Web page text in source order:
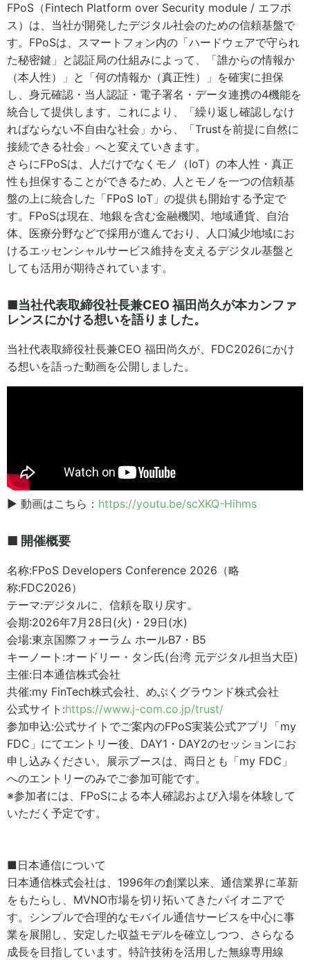
FPoS（Fintech Platform over Security module / エフポ
ス）は、当社が開発したデジタル社会のための信頼基盤で
す。FPoSは、スマートフォン内の「ハードウェアで守られ
た秘密鍵」と認証局の仕組みによって、「誰からの情報か
（本人性）」と「何の情報か（真正性）」を確実に担保
し、身元確認・当人認証・電子署名・データ連携の4機能を
統合して提供します。これにより、「繰り返し確認しなけ
ればならない不自由な社会」から、「Trustを前提に自然に
接続できる社会」へと変えていきます。
さらにFPoSは、人だけでなくモノ（IoT）の本人性・真正
性も担保することができるため、人とモノを一つの信頼基
盤の上に統合した「FPoS IoT」の提供も開始する予定で
す。FPoSは現在、地銀を含む金融機関、地域通貨、自治
体、医療分野などで採用が進んでおり、人口減少地域にお
けるエッセンシャルサービス維持を支えるデジタル基盤と
しても活用が期待されています。
■当社代表取締役社長兼CEO 福田尚久が本カンファ
レンスにかける想いを語りました。
当社代表取締役社長兼CEO 福田尚久が、FDC2026にかけ
る想いを語った動画を公開しました。
▶ 動画はこちら： https://youtu.be/scXKQ-Hihms
■ 開催概要
名称:FPoS Developers Conference 2026（略
称:FDC2026）
テーマ:デジタルに、信頼を取り戻す。
会期:2026年7月28日(火)・29日(水)
会場:東京国際フォーラム ホールB7・B5
キーノート:オードリー・タン氏(台湾 元デジタル担当大臣)
主催:日本通信株式会社
共催:my FinTech株式会社、めぶくグラウンド株式会社
公式サイト:https://www.j-com.co.jp/trust/
参加申込:公式サイトでご案内のFPoS実装公式アプリ「my
FDC」にてエントリー後、DAY1・DAY2のセッションにお
申し込みください。展示ブースは、両日とも「my FDC」
へのエントリーのみでご参加可能です。
※参加者には、FPoSによる本人確認および入場を体験して
いただく予定です。
■日本通信について
日本通信株式会社は、1996年の創業以来、通信業界に革新
をもたらし、MVNO市場を切り拓いてきたパイオニアで
す。シンプルで合理的なモバイル通信サービスを中心に事
業を展開し、安定した収益モデルを確立しつつ、さらなる
成長を目指しています。特許技術を活用した無線専用線